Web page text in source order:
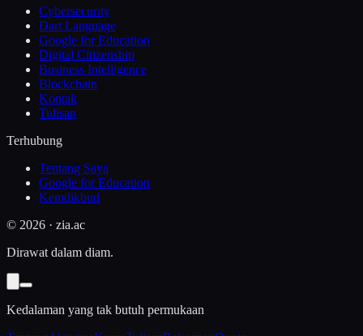
Cybersecurity
Dart Language
Google for Education
Digital Citizenship
Business Intelligence
Blockchain
Kontak
Tulisan
Terhubung
Tentang Saya
Google for Education
Kemdikbud
© 2026 · zia.ac
Dirawat dalam diam.
Kedalaman yang tak butuh permukaan